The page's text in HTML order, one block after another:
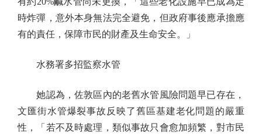
時炸彈，意外本身無法完全避免，但政府事後應承擔應
有的責任，保障市民的財產及生命安全。」
水務署多招監察水管
她認為，佐敦區內的老舊水管風險問題早已存在，
文匯街水管爆裂事故反映了舊區基建老化問題的嚴重
性，「若不及時處理，類似事故只會愈加頻繁，對市民